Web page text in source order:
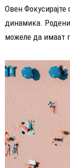
Овен Фокусирајте
динамика.
можеле да имаат